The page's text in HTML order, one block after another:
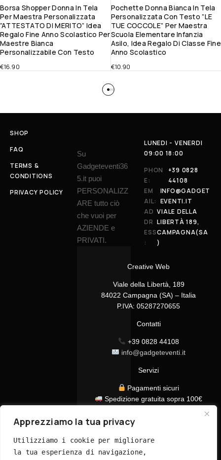
Apprezziamo la tua privacy
Utilizziamo i cookie per migliorare
la tua esperienza di navigazione,
Borsa Shopper Donna In Tela
Per Maestra Personalizzata
”ATTESTATO DI MERITO” Idea
Regalo Fine Anno Scolastico Per
Maestre Bianca
Personalizzabile Con Testo
€16.90
Pochette Donna Bianca In Tela
Personalizzata Con Testo ”LE
TUE COCCOLE” Per Maestra
Scuola Elementare Infanzia
Asilo, Idea Regalo Di Classe Fine
Anno Scolastico
€10.90
SHOP
FAQ
TERMS &
CONDITIONS
PRIVACY POLICY
Su
Gadgeteventi36
5.it puoi
PERSONALIZZ
ARE tutto ciò
che vuoi per
AZIENDE e
PRIVATI.
Creative Web
Viale della Libertà, 189
84022 Campagna (SA) – Italia
P.IVA: 05287270655
Contatti
+39 0828 44108
info@gadgeteventi.it
Servizi
Pagamenti sicuri
Spedizione gratuita sopra 100€
Assistenza clienti dedicata
LUNEDI - VENERDI
09:00 18:00
PHON
E:
+39 0828
44108
EM
AIL:
INFO@GADGET
EVENTI.IT
AD
DR
ESS
:
VIALE DELLA
LIBERTÀ 189,
CAMPAGNA(SA
)